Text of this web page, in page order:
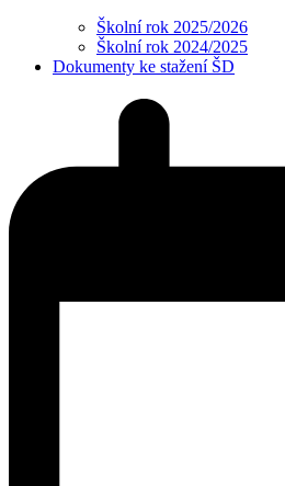
Školní rok 2025/2026
Školní rok 2024/2025
Dokumenty ke stažení ŠD